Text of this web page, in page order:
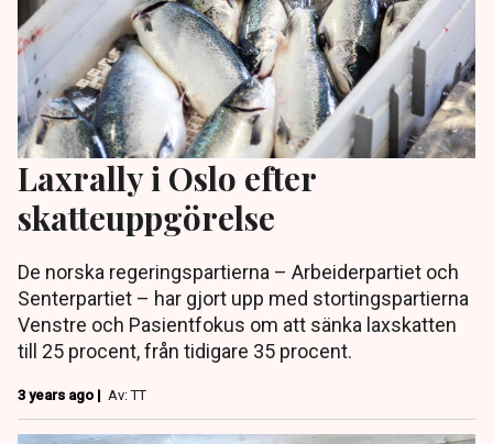
Laxrally i Oslo efter
skatteuppgörelse
De norska regeringspartierna – Arbeiderpartiet och
Senterpartiet – har gjort upp med stortingspartierna
Venstre och Pasientfokus om att sänka laxskatten
till 25 procent, från tidigare 35 procent.
3 years ago | Av: TT